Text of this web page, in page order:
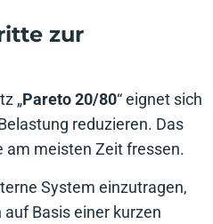
zur
„Pareto 20/80“ eignet sich
reduzieren. Das
am meisten Zeit fressen.
System einzutragen,
Basis einer kurzen